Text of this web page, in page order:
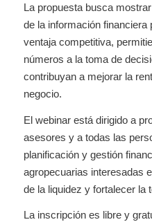
La propuesta busca
de la información financiera
ventaja competitiva,
números a la toma de
contribuyan a mejorar la
negocio.
El webinar está dirigido a
asesores y a todas las
planificación y gestión
agropecuarias interesadas
de la liquidez y fortalecer la
La inscripción es libre y